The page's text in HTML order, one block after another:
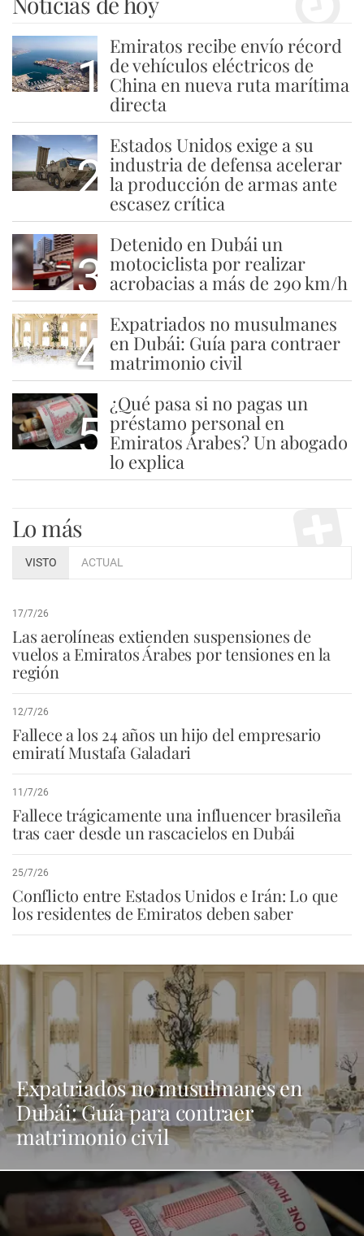
1
Emiratos recibe envío récord
de vehículos eléctricos de
China en nueva ruta marítima
directa
2
Estados Unidos exige a su
industria de defensa acelerar
la producción de armas ante
escasez crítica
3
Detenido en Dubái un
motociclista por realizar
acrobacias a más de 290 km/h
4
Expatriados no musulmanes
en Dubái: Guía para contraer
matrimonio civil
5
¿Qué pasa si no pagas un
préstamo personal en
Emiratos Árabes? Un abogado
lo explica
Lo más
VISTO ACTUAL
17/7/26
Las aerolíneas extienden suspensiones de
vuelos a Emiratos Árabes por tensiones en la
región
12/7/26
Fallece a los 24 años un hijo del empresario
emiratí Mustafa Galadari
11/7/26
Fallece trágicamente una influencer brasileña
tras caer desde un rascacielos en Dubái
25/7/26
Conflicto entre Estados Unidos e Irán: Lo que
los residentes de Emiratos deben saber
Expatriados no musulmanes en
Dubái: Guía para contraer
matrimonio civil